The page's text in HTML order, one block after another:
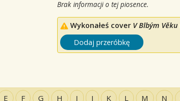
Brak informacji o tej piosence.
Wykonałeś cover V Blbým Věku
Dodaj przeróbkę
E F G H I J K L M N